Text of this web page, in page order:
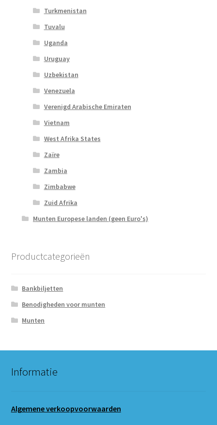
Turkmenistan
Tuvalu
Uganda
Uruguay
Uzbekistan
Venezuela
Verenigd Arabische Emiraten
Vietnam
West Afrika States
Zaïre
Zambia
Zimbabwe
Zuid Afrika
Munten Europese landen (geen Euro's)
Productcategorieën
Bankbiljetten
Benodigheden voor munten
Munten
Informatie
Algemene verkoopvoorwaarden